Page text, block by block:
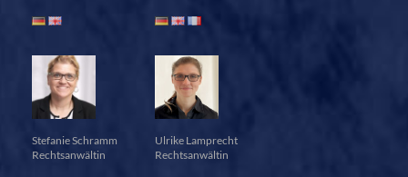
Stefanie Schramm
Rechtsanwältin
Ulrike Lamprecht
Rechtsanwältin